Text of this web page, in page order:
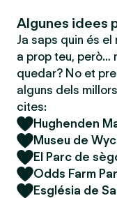
Algunes idees
Ja saps quin és
a prop teu, però…
quedar? No et
alguns dels
cites:
Hughenden
Museu de
El Parc de
Odds Farm
Església de